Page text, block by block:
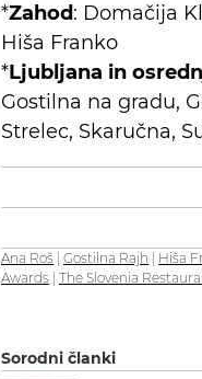
*Zahod: Domačija
Hiša Franko
*Ljubljana in
Gostilna na gradu,
Strelec, Skaručna,
Ana Roš Gostilna Rajh Hiša
Awards The Slovenia
Sorodni članki